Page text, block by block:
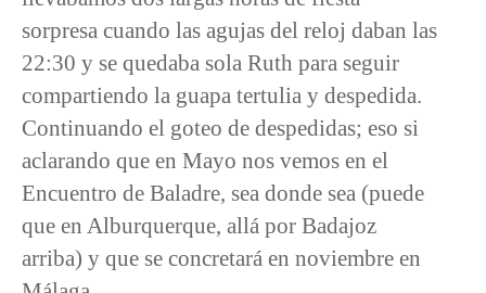
sorpresa cuando las agujas del reloj daban las
22:30 y se quedaba sola Ruth para seguir
compartiendo la guapa tertulia y despedida.
Continuando el goteo de despedidas; eso si
aclarando que en Mayo nos vemos en el
Encuentro de Baladre, sea donde sea (puede
que en Alburquerque, allá por Badajoz
arriba) y que se concretará en noviembre en